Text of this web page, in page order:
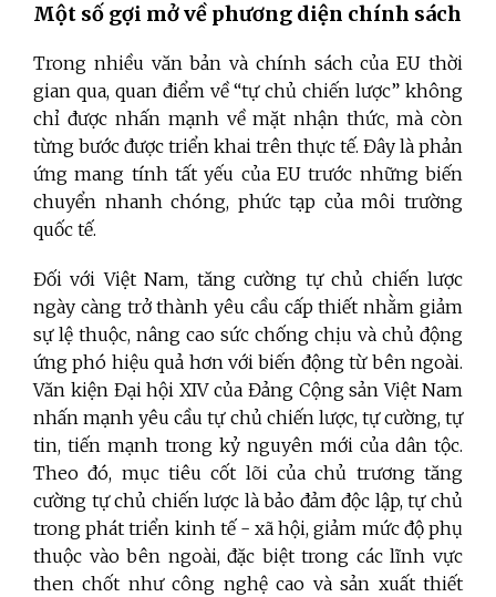
Một số gợi mở về phương diện chính sách
Trong nhiều văn bản và chính sách của EU thời
gian qua, quan điểm về “tự chủ chiến lược” không
chỉ được nhấn mạnh về mặt nhận thức, mà còn
từng bước được triển khai trên thực tế. Đây là phản
ứng mang tính tất yếu của EU trước những biến
chuyển nhanh chóng, phức tạp của môi trường
quốc tế.
Đối với Việt Nam, tăng cường tự chủ chiến lược
ngày càng trở thành yêu cầu cấp thiết nhằm giảm
sự lệ thuộc, nâng cao sức chống chịu và chủ động
ứng phó hiệu quả hơn với biến động từ bên ngoài.
Văn kiện Đại hội XIV của Đảng Cộng sản Việt Nam
nhấn mạnh yêu cầu tự chủ chiến lược, tự cường, tự
tin, tiến mạnh trong kỷ nguyên mới của dân tộc.
Theo đó, mục tiêu cốt lõi của chủ trương tăng
cường tự chủ chiến lược là bảo đảm độc lập, tự chủ
trong phát triển kinh tế - xã hội, giảm mức độ phụ
thuộc vào bên ngoài, đặc biệt trong các lĩnh vực
then chốt như công nghệ cao và sản xuất thiết